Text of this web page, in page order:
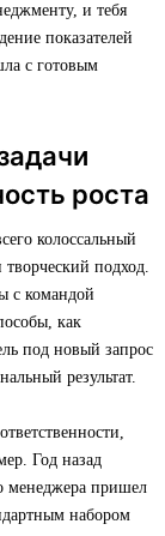
и тебя
показателей
с готовым
роста
колоссальный
творческий подход.
с командой
как
под новый запрос
результат.
Год назад
менеджера пришел
набором